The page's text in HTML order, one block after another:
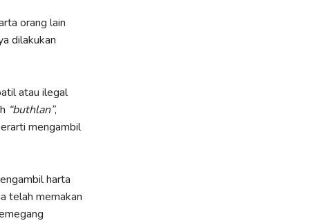
orang lain
dilakukan
atau ilegal
“buthlan”,
mengambil
harta
telah memakan